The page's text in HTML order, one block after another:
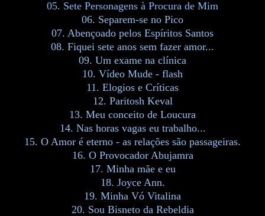
05. Sete Personagens à Procura de Mim
06. Separem-se no Pico
07. Abençoado pelos Espíritos Santos
08. Fiquei sete anos sem fazer amor...
09. Um exame na clínica
10. Vídeo Mude - flash
11. Elogios e Críticas
12. Paritosh Keval
13. Meu conceito de Loucura
14. Nas horas vagas eu trabalho...
15. O Amor é eterno - as relações são passageiras.
16. O Provocador Abujamra
17. Minha mãe e eu
18. Joyce Ann.
19. Minha Vó Vitalina
20. Sou Bisneto da Rebeldia